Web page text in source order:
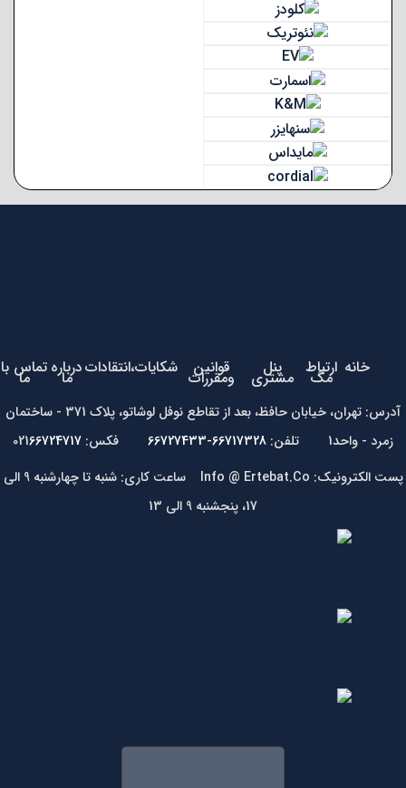
خانه ارتباط
مگ پنل
مشتری قوانین
ومقررات شکایات،انتقاداتدرباره
ما تماس با
ما
آدرس: تهران، خیابان حافظ، بعد از تقاطع نوفل لوشاتو، پلاک 371 - ساختمان
زمرد - واحد1 تلفن:
66717328-66727433 فکس: 021 66724717
پست الکترونیک: Info @ Ertebat.Co ساعت کاری: شنبه تا چهارشنبه 9 الی
17، پنجشنبه 9 الی 13